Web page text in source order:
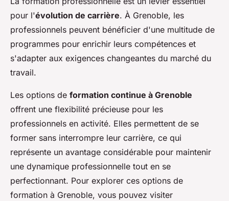
pour l'évolution de carrière. À Grenoble, les
professionnels peuvent bénéficier d'une multitude de
programmes pour enrichir leurs compétences et
s'adapter aux exigences changeantes du marché du
travail.
Les options de formation continue à Grenoble
offrent une flexibilité précieuse pour les
professionnels en activité. Elles permettent de se
former sans interrompre leur carrière, ce qui
représente un avantage considérable pour maintenir
une dynamique professionnelle tout en se
perfectionnant. Pour explorer ces options de
formation à Grenoble, vous pouvez visiter